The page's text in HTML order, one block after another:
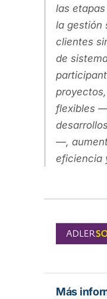
las
la gestión
clientes
de
flexibles
—,
eficiencia
Más